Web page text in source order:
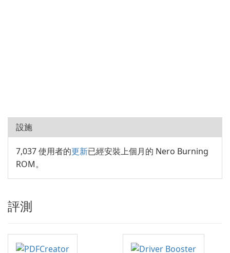
設施
7,037 使用者的更新已經安裝上個月的 Nero Burning
ROM。
評測